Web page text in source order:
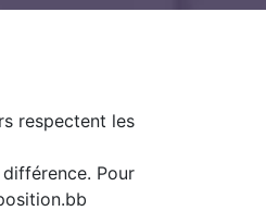
respectent les
Pour